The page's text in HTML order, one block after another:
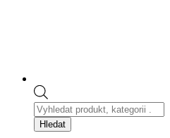
Products
search
Hledat